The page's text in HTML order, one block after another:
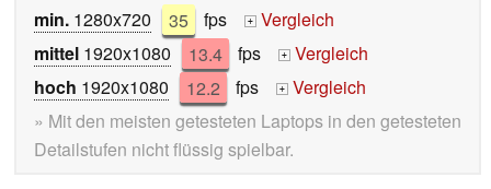
min. 1280x720 35 fps +
Vergleich
mittel 1920x1080 13.4 fps +
Vergleich
hoch 1920x1080 12.2 fps +
Vergleich
» Mit den meisten getesteten Laptops in den getesteten
Detailstufen nicht flüssig spielbar.